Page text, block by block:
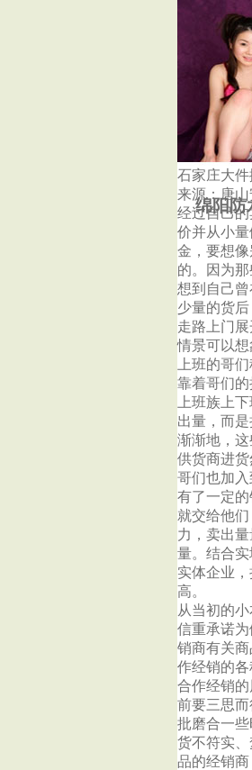
绵阳防
石家庄大
来源：唐
经过自己
价并从小
金，要想
的。因为
想到自己
少量的货
走路上门
情景可以
上班的哥
靠着哥们
上班族上
出量，而
渐渐地，
供货商进
哥们也加
有了一定
就交给他们
力，卖出
量。结合
实体企业
高。
从当初的
信重承诺
销商有关
作经销的
合作经销
前要三思
批磨合一
货不符实
品的经销